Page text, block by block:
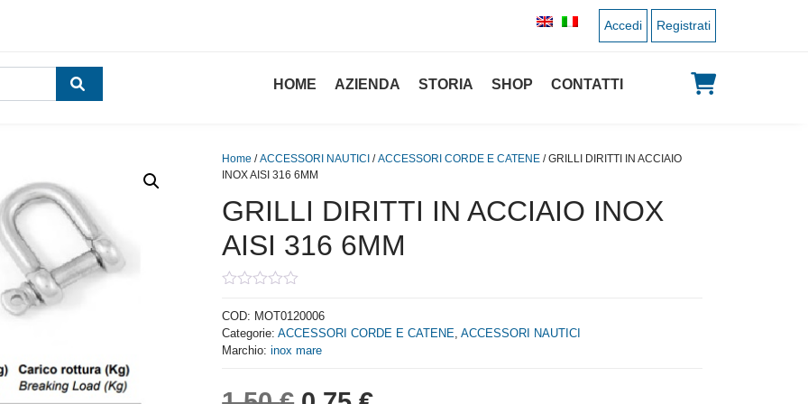
Accedi Registrati
HOME AZIENDA STORIA SHOP CONTATTI
Home /ACCESSORI NAUTICI /ACCESSORI CORDE E CATENE / GRILLI DIRITTI IN ACCIAIO
INOX AISI 316 6MM
GRILLI DIRITTI IN ACCIAIO INOX
AISI 316 6MM
out
of
5
COD: MOT0120006
Categorie:ACCESSORI CORDE E CATENE,ACCESSORI NAUTICI
Marchio:inox mare